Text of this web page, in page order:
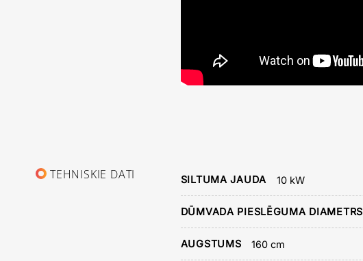
TEHNISKIE DATI SILTUMA JAUDA 10 kW
DŪMVADA PIESLĒGUMA DIAMETRS
AUGSTUMS 160 cm